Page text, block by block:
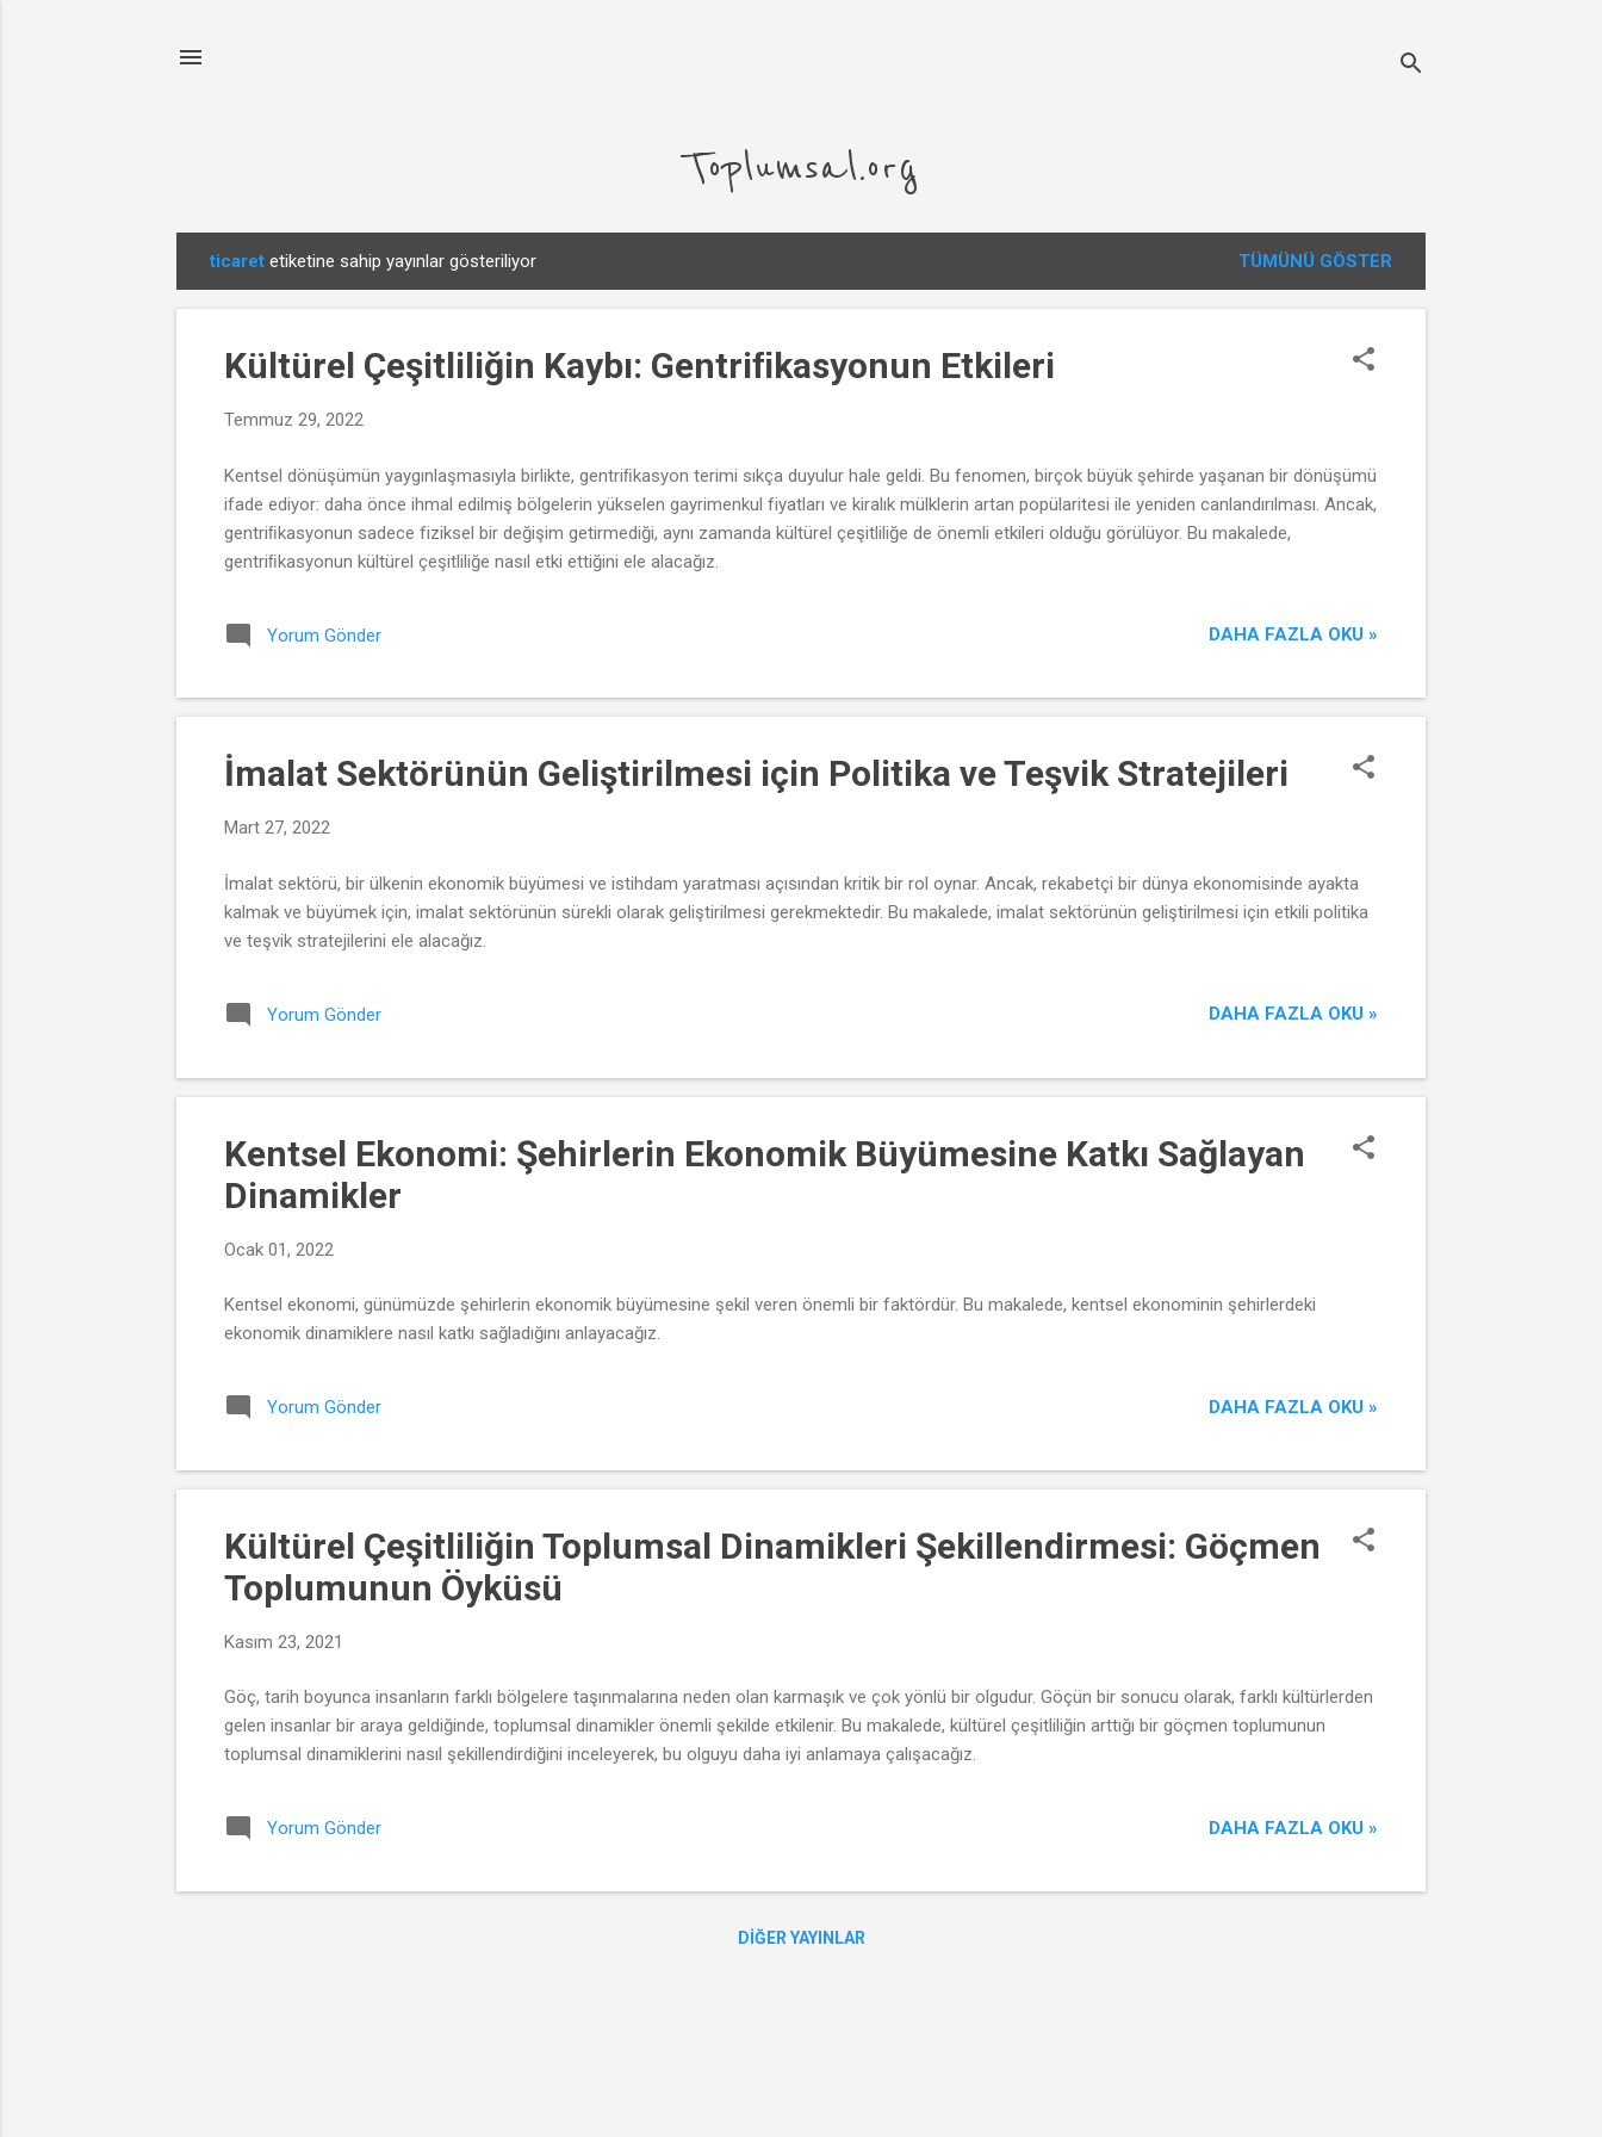
Toplumsal.org
a
ticaret etiketine sahip yayınlar gösteriliyor TÜMÜNÜ GÖSTER
Kültürel Çeşitliliğin Kaybı: Gentriﬁkasyonun Etkileri
Temmuz 29, 2022
Kentsel dönüşümün yaygınlaşmasıyla birlikte, gentriﬁkasyon terimi sıkça duyulur hale geldi. Bu fenomen, birçok büyük şehirde yaşanan bir dönüşümü
ifade ediyor: daha önce ihmal edilmiş bölgelerin yükselen gayrimenkul fiyatları ve kiralık mülklerin artan popülaritesi ile yeniden canlandırılması. Ancak,
gentriﬁkasyonun sadece fiziksel bir değişim getirmediği, aynı zamanda kültürel çeşitliliğe de önemli etkileri olduğu görülüyor. Bu makalede,
gentriﬁkasyonun kültürel çeşitliliğe nasıl etki ettiğini ele alacağız.
Yorum Gönder DAHA FAZLA OKU »
İmalat Sektörünün Geliştirilmesi için Politika ve Teşvik Stratejileri
Mart 27, 2022
İmalat sektörü, bir ülkenin ekonomik büyümesi ve istihdam yaratması açısından kritik bir rol oynar. Ancak, rekabetçi bir dünya ekonomisinde ayakta
kalmak ve büyümek için, imalat sektörünün sürekli olarak geliştirilmesi gerekmektedir. Bu makalede, imalat sektörünün geliştirilmesi için etkili politika
ve teşvik stratejilerini ele alacağız.
Yorum Gönder DAHA FAZLA OKU »
Kentsel Ekonomi: Şehirlerin Ekonomik Büyümesine Katkı Sağlayan
Dinamikler
Ocak 01, 2022
Kentsel ekonomi, günümüzde şehirlerin ekonomik büyümesine şekil veren önemli bir faktördür. Bu makalede, kentsel ekonominin şehirlerdeki
ekonomik dinamiklere nasıl katkı sağladığını anlayacağız.
Yorum Gönder DAHA FAZLA OKU »
Kültürel Çeşitliliğin Toplumsal Dinamikleri Şekillendirmesi: Göçmen
Toplumunun Öyküsü
Kasım 23, 2021
Göç, tarih boyunca insanların farklı bölgelere taşınmalarına neden olan karmaşık ve çok yönlü bir olgudur. Göçün bir sonucu olarak, farklı kültürlerden
gelen insanlar bir araya geldiğinde, toplumsal dinamikler önemli şekilde etkilenir. Bu makalede, kültürel çeşitliliğin arttığı bir göçmen toplumunun
toplumsal dinamiklerini nasıl şekillendirdiğini inceleyerek, bu olguyu daha iyi anlamaya çalışacağız.
Yorum Gönder DAHA FAZLA OKU »
DIĞER YAYINLAR